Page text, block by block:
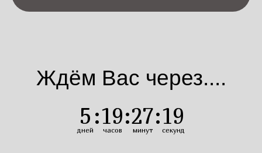
Ждём Вас через....
5
дней
:19
часов
:27
минут
:19
секунд